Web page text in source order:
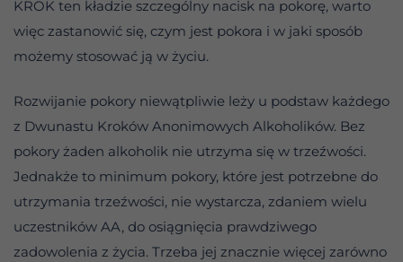
KROK ten kładzie szczególny nacisk na pokorę, warto
więc zastanowić się, czym jest pokora i w jaki sposób
możemy stosować ją w życiu.
Rozwijanie pokory niewątpliwie leży u podstaw każdego
z Dwunastu Kroków Anonimowych Alkoholików. Bez
pokory żaden alkoholik nie utrzyma się w trzeźwości.
Jednakże to minimum pokory, które jest potrzebne do
utrzymania trzeźwości, nie wystarcza, zdaniem wielu
uczestników AA, do osiągnięcia prawdziwego
zadowolenia z życia. Trzeba jej znacznie więcej zarówno